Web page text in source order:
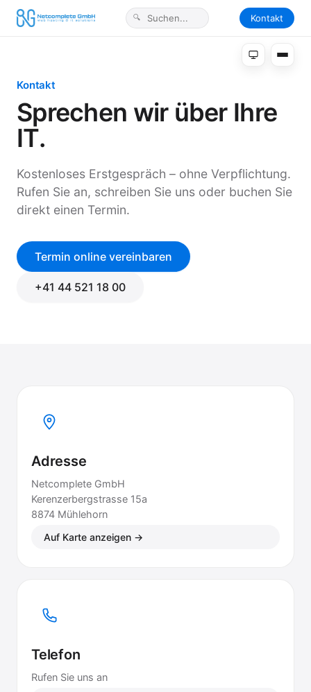
Kontakt
Kontakt
Sprechen wir über Ihre
IT.
Kostenloses Erstgespräch – ohne Verpflichtung.
Rufen Sie an, schreiben Sie uns oder buchen Sie
direkt einen Termin.
Termin online vereinbaren
+41 44 521 18 00
Adresse
Netcomplete GmbH
Kerenzerbergstrasse 15a
8874 Mühlehorn
Auf Karte anzeigen →
Telefon
Rufen Sie uns an